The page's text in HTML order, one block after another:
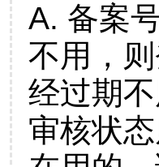
A. 备案
不用，
经过期
审核状